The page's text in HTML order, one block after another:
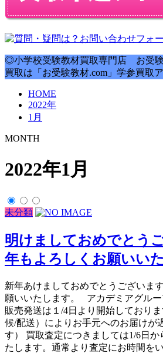
◎小学校受験教材買取専門店 お受
買取は「お受験教材.com」学参買取
HOME
2022年
1月
MONTH
2022年1月
未分類
明けましておめでとう
年もよろしくお願いいた
新年あけましておめでとうございま
願いいたします。 アカデミアグル
販売発送は１/4日より開始しており
候/配送）によりお手元へのお届けが
す） 買取査定につきましては1/6日
たします。通常より査定にお時間を